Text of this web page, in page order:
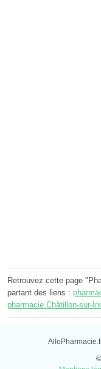
Retrouvez cette page
partant des liens :
pharmacie Châtillon-sur-